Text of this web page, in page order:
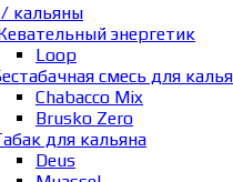
кальяны
энергетик
Loop
смесь для
Chabacco Mix
Brusko Zero
для кальяна
Deus